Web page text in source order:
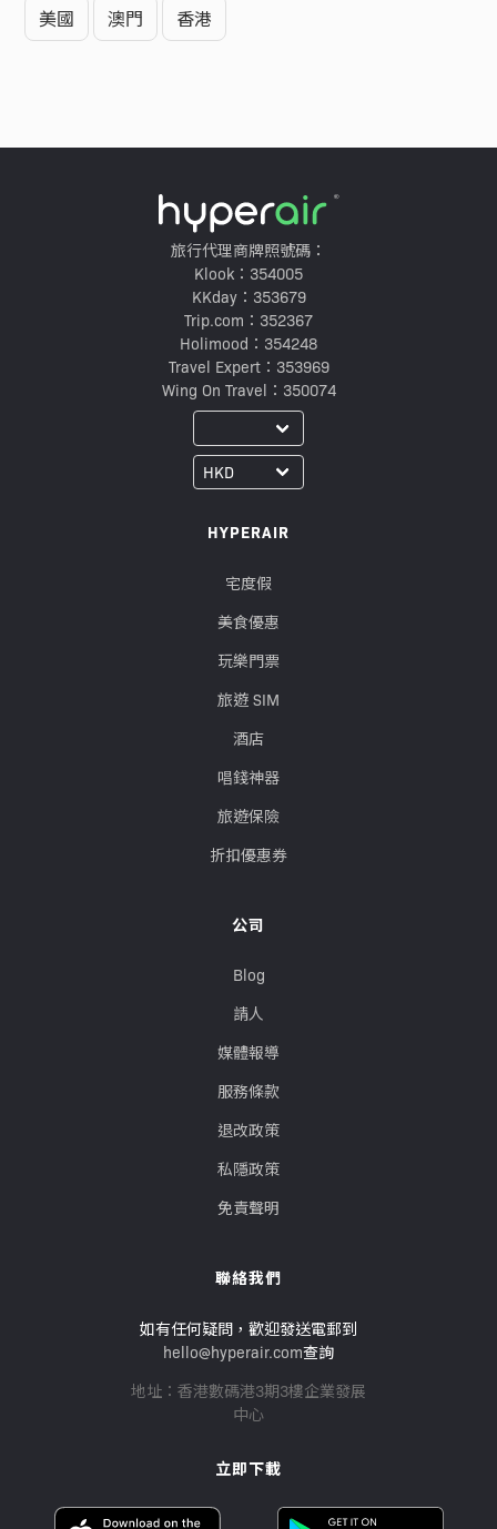
美國 澳門 香港
旅行代理商牌照號碼：
Klook：354005
KKday：353679
Trip.com：352367
Holimood：354248
Travel Expert：353969
Wing On Travel：350074
HYPERAIR
宅度假
美食優惠
玩樂門票
旅遊 SIM
酒店
唱錢神器
旅遊保險
折扣優惠券
公司
Blog
請人
媒體報導
服務條款
退改政策
私隱政策
免責聲明
聯絡我們
如有任何疑問，歡迎發送電郵到
hello@hyperair.com查詢
地址：香港數碼港3期3樓企業發展
中心
立即下載